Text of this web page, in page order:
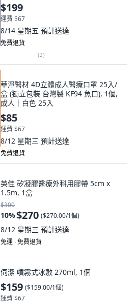
$199
運費 $67
8/14 星期五 預計送達
免費退貨
(2)
華淨醫材 4D立體成人醫療口罩 25入/
盒 (獨立包裝 台灣製 KF94 魚口), 1個,
成人｜白色 25入
$85
運費 $67
8/12 星期三 預計送達
免費退貨
英佳 矽凝膠醫療外科用膠帶 5cm x
1.5m, 1盒
$300
10%$270 ($270.00/1個)
8/12 星期三 預計送達
免運 ∙ 免費退貨
伺潔 噴霧式冰敷 270ml, 1個
$159 ($159.00/1個)
運費 $67